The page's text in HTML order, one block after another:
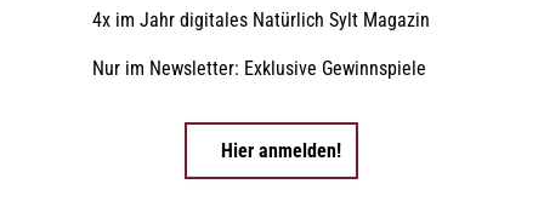
4x im Jahr digitales Natürlich Sylt Magazin
Nur im Newsletter: Exklusive Gewinnspiele
Hier anmelden!